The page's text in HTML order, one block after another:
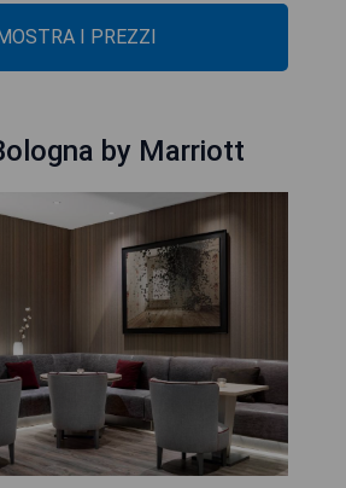
I PREZZI
by Marriott